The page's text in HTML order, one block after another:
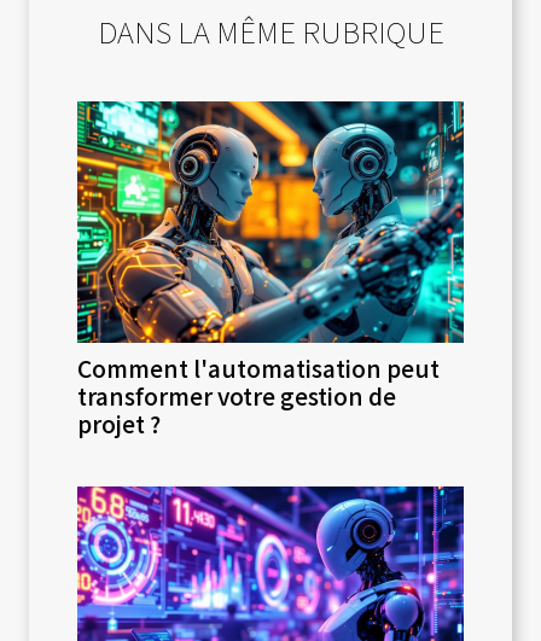
DANS LA MÊME RUBRIQUE
Comment l'automatisation peut
transformer votre gestion de
projet ?